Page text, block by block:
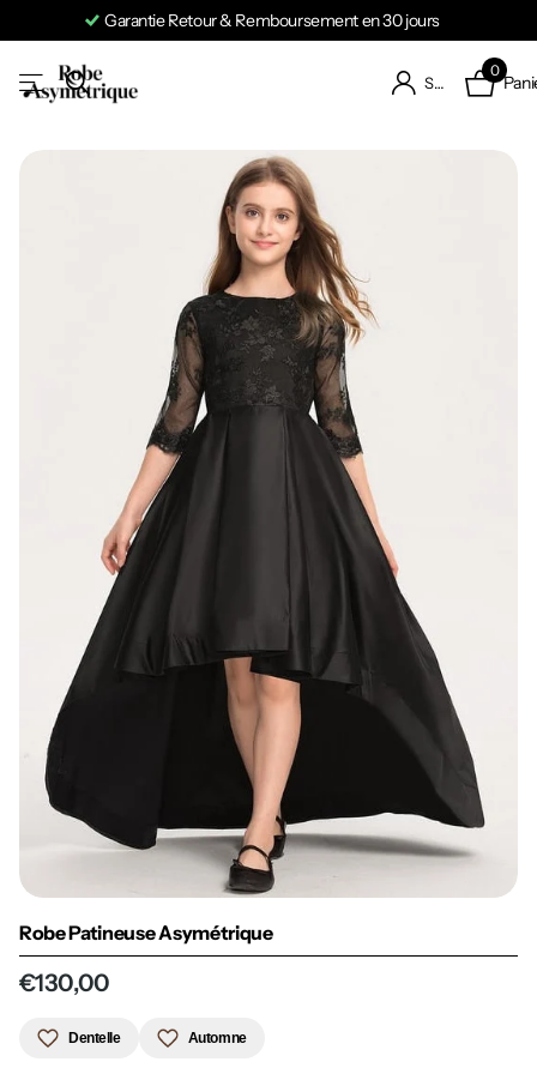
Garantie Retour & Remboursement en 30 jours
S'identifier
0
Robe Patineuse Asymétrique
€130,00
Dentelle Automne